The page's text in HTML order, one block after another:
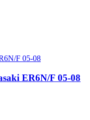
ER6N/F 05-08